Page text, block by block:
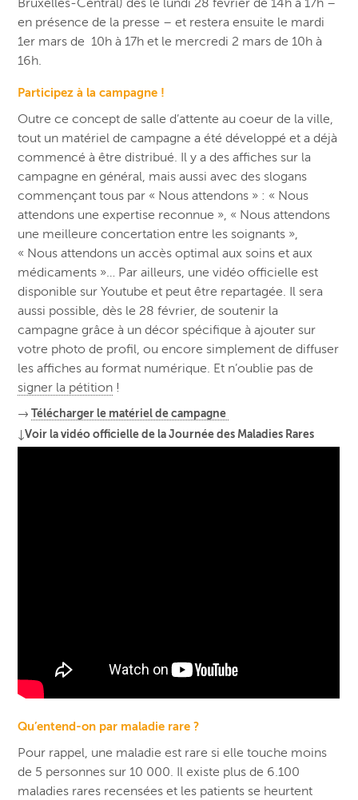
Bruxelles-Central) dès le lundi 28 février de 14h à 17h –
en présence de la presse – et restera ensuite le mardi
1er mars de 10h à 17h et le mercredi 2 mars de 10h à
16h.
Participez à la campagne !
Outre ce concept de salle d’attente au coeur de la ville,
tout un matériel de campagne a été développé et a déjà
commencé à être distribué. Il y a des affiches sur la
campagne en général, mais aussi avec des slogans
commençant tous par « Nous attendons » : « Nous
attendons une expertise reconnue », « Nous attendons
une meilleure concertation entre les soignants »,
« Nous attendons un accès optimal aux soins et aux
médicaments »… Par ailleurs, une vidéo officielle est
disponible sur Youtube et peut être repartagée. Il sera
aussi possible, dès le 28 février, de soutenir la
campagne grâce à un décor spécifique à ajouter sur
votre photo de profil, ou encore simplement de diffuser
les affiches au format numérique. Et n’oublie pas de
signer la pétition !
→Télécharger le matériel de campagne
↓Voir la vidéo officielle de la Journée des Maladies Rares
Qu’entend-on par maladie rare ?
Pour rappel, une maladie est rare si elle touche moins
de 5 personnes sur 10 000. Il existe plus de 6.100
maladies rares recensées et les patients se heurtent